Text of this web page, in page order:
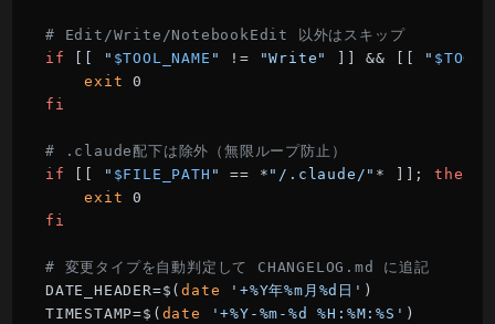
# Edit/Write/NotebookEdit 以外はスキップ
if
" $TOOL_NAME " != "Write" ]] && [[ "
exit
fi
# .claude配下は除外（無限ループ防止）
if
" $FILE_PATH " == * "/.claude/" * ]]; then
exit
fi
# 変更タイプを自動判定して CHANGELOG.md に追記
DATE_HEADER=$(date '+%Y年%m月%d日' )
TIMESTAMP=$( date '+%Y-%m-%d %H:%M:%S' )